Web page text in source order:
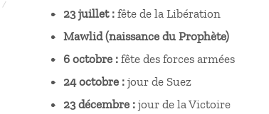
23 juillet : fête de la Libération
Mawlid (naissance du Prophète)
6 octobre : fête des forces armées
24 octobre : jour de Suez
23 décembre : jour de la Victoire